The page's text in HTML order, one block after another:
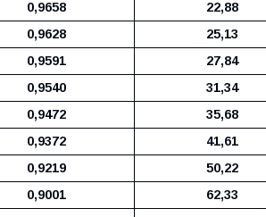
0,9658 22,88
0,9628 25,13
0,9591 27,84
0,9540 31,34
0,9472 35,68
0,9372 41,61
0,9219 50,22
0,9001 62,33